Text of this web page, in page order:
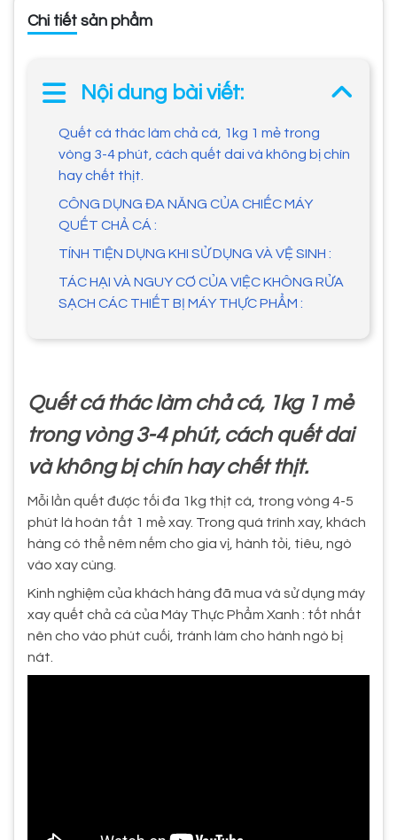
Chi tiết sản phẩm
Nội dung bài viết:
Quết cá thác làm chả cá, 1kg 1 mẻ trong
vòng 3-4 phút, cách quết dai và không bị chín
hay chết thịt.
CÔNG DỤNG ĐA NĂNG CỦA CHIẾC MÁY
QUẾT CHẢ CÁ :
TÍNH TIỆN DỤNG KHI SỬ DỤNG VÀ VỆ SINH :
TÁC HẠI VÀ NGUY CƠ CỦA VIỆC KHÔNG RỬA
SẠCH CÁC THIẾT BỊ MÁY THỰC PHẨM :
Quết cá thác làm chả cá, 1kg 1 mẻ
trong vòng 3-4 phút, cách quết dai
và không bị chín hay chết thịt.
Mỗi lần quết được tối đa 1kg thịt cá, trong vòng 4-5
phút là hoàn tất 1 mẻ xay. Trong quá trình xay, khách
hàng có thể nêm nếm cho gia vị, hành tỏi, tiêu, ngò
vào xay cùng.
Kinh nghiệm của khách hàng đã mua và sử dụng máy
xay quết chả cá của Máy Thực Phẩm Xanh : tốt nhất
nên cho vào phút cuối, tránh làm cho hành ngò bị
nát.